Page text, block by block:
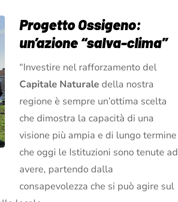
Progetto Ossigeno:
un’azione “salva-clima”
“Investire nel rafforzamento del
Capitale Naturale della nostra
regione è sempre un’ottima scelta
che dimostra la capacità di una
visione più ampia e di lungo termine
che oggi le Istituzioni sono tenute ad
avere, partendo dalla
consapevolezza che si può agire sul